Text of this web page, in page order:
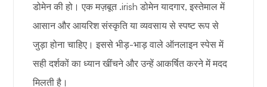
डोमेन की हो। एक मज़बूत .irish डोमेन यादगार, इस्तेमाल में
आसान और आयरिश संस्कृति या व्यवसाय से स्पष्ट रूप से
जुड़ा होना चाहिए। इससे भीड़-भाड़ वाले ऑनलाइन स्पेस में
सही दर्शकों का ध्यान खींचने और उन्हें आकर्षित करने में मदद
मिलती है।